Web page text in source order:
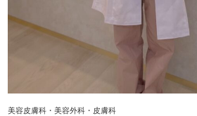
美容皮膚科・美容外科・皮膚科